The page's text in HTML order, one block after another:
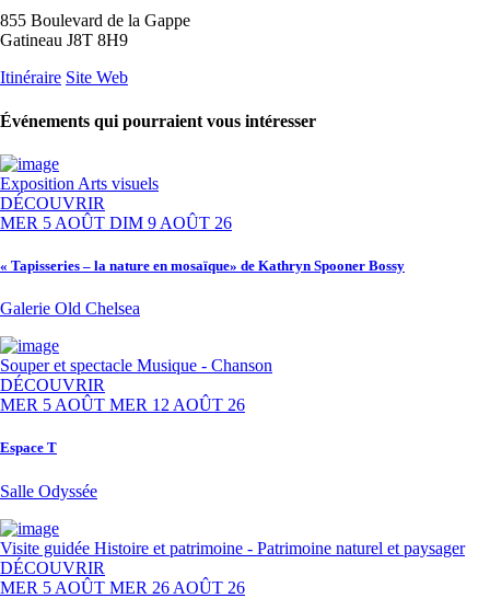
855 Boulevard de la Gappe
Gatineau J8T 8H9
Itinéraire Site Web
Événements qui pourraient vous intéresser
Exposition Arts visuels
DÉCOUVRIR
MER 5 AOÛT DIM 9 AOÛT 26
« Tapisseries – la nature en mosaïque» de Kathryn Spooner Bossy
Galerie Old Chelsea
Souper et spectacle Musique - Chanson
DÉCOUVRIR
MER 5 AOÛT MER 12 AOÛT 26
Espace T
Salle Odyssée
Visite guidée Histoire et patrimoine - Patrimoine naturel et paysager
DÉCOUVRIR
MER 5 AOÛT MER 26 AOÛT 26